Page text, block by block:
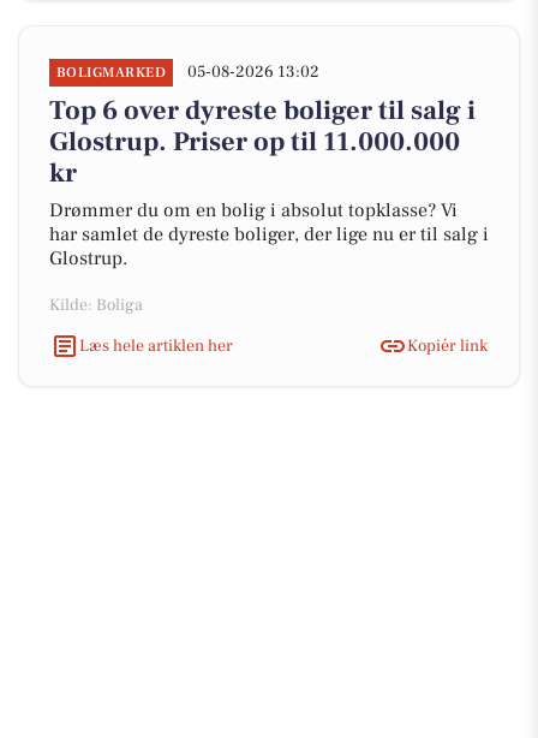
BOLIGMARKED 05-08-2026 13:02
Top 6 over dyreste boliger til salg i
Glostrup. Priser op til 11.000.000
kr
Drømmer du om en bolig i absolut topklasse? Vi
har samlet de dyreste boliger, der lige nu er til salg i
Glostrup.
Kilde: Boliga
Læs hele artiklen her
Kopiér link